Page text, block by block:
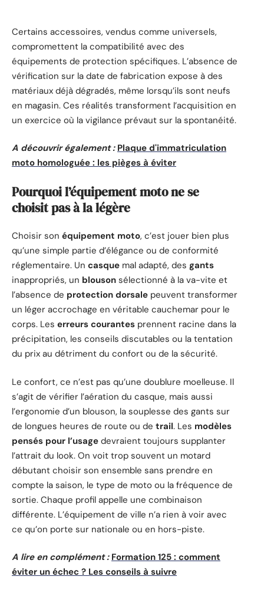
Certains accessoires, vendus comme universels,
compromettent la compatibilité avec des
équipements de protection spécifiques. L’absence de
vérification sur la date de fabrication expose à des
matériaux déjà dégradés, même lorsqu’ils sont neufs
en magasin. Ces réalités transforment l’acquisition en
un exercice où la vigilance prévaut sur la spontanéité.
A découvrir également : Plaque d'immatriculation
moto homologuée : les pièges à éviter
Pourquoi l’équipement moto ne se
choisit pas à la légère
Choisir son équipement moto, c’est jouer bien plus
qu’une simple partie d’élégance ou de conformité
réglementaire. Un casque mal adapté, des gants
inappropriés, un blouson sélectionné à la va-vite et
l’absence de protection dorsale peuvent transformer
un léger accrochage en véritable cauchemar pour le
corps. Les erreurs courantes prennent racine dans la
précipitation, les conseils discutables ou la tentation
du prix au détriment du confort ou de la sécurité.
Le confort, ce n’est pas qu’une doublure moelleuse. Il
s’agit de vérifier l’aération du casque, mais aussi
l’ergonomie d’un blouson, la souplesse des gants sur
de longues heures de route ou de trail. Les modèles
pensés pour l’usage devraient toujours supplanter
l’attrait du look. On voit trop souvent un motard
débutant choisir son ensemble sans prendre en
compte la saison, le type de moto ou la fréquence de
sortie. Chaque profil appelle une combinaison
différente. L’équipement de ville n’a rien à voir avec
ce qu’on porte sur nationale ou en hors-piste.
A lire en complément : Formation 125 : comment
éviter un échec ? Les conseils à suivre